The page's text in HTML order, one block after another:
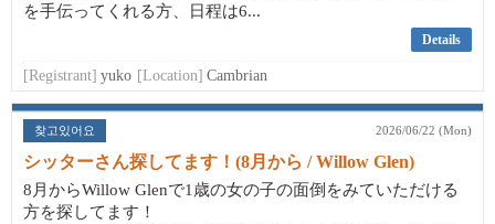
を手伝ってくれる方、日程は6...
Details
[Registrant] yuko [Location] Cambrian
찾고있어요 2026/06/22 (Mon)
シッターさん探してます！(8月から / Willow Glen)
8月からWillow Glenで1歳の女の子の面倒をみていただける
方を探してます！